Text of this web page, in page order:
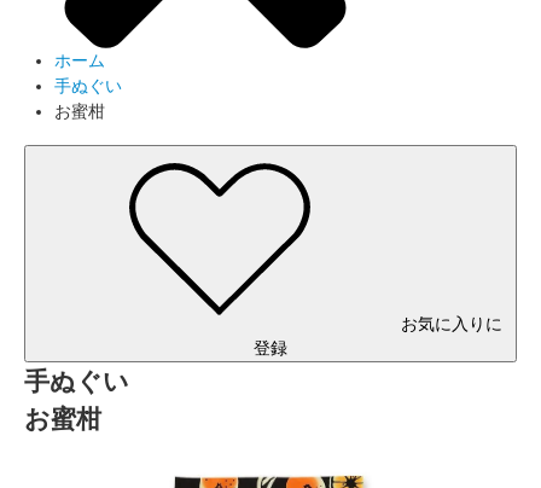
ホーム
手ぬぐい
お蜜柑
お気に入りに
登録
手ぬぐい
お蜜柑